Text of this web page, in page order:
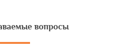
вопросы